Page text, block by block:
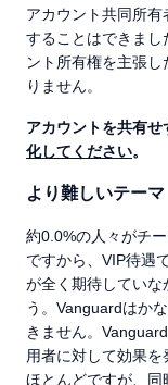
アカウント共同所
することはできまし
ント所有権を主張
りません。
アカウントを共有せ
化してください。
より難しいテーマ
約0.0%の人々がチ
ですから、VIP待遇
が全く期待していな
う。Vanguardはか
きません。
用者に対して効果
ほとんどですが、